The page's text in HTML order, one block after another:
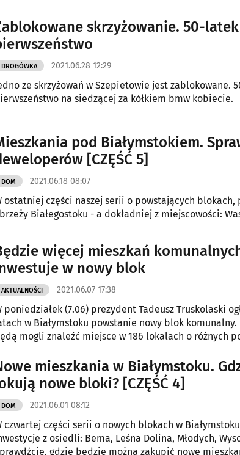
skrzyżowanie. 50-
DROGÓWKA 2021.06.28 12:29
ze skrzyżowań w Szepietowie jest zablokowane.
na siedzącej za kółkiem bmw kobiecie.
pod Białymstokiem.
[CZĘŚĆ 5]
DOM 2021.06.18 08:07
ostatniej części naszej serii o powstających
Białegostoku - a dokładniej z miejscowości:
więcej mieszkań
w nowy blok
AKTUALNOŚCI 2021.06.07 17:38
poniedziałek (7.06) prezydent Tadeusz Truskolaski
w Białymstoku powstanie nowy blok
mogli znaleźć miejsce w 186 lokalach o różnych
mieszkania w Białymstoku.
nowe bloki? [CZĘŚĆ 4]
DOM 2021.06.01 08:12
czwartej części serii o nowych blokach w
z osiedli: Bema, Leśna Dolina, Młodych,
gdzie będzie można zakupić nowe